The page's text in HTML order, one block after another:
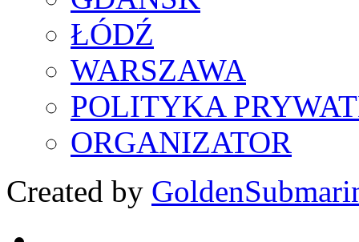
ŁÓDŹ
WARSZAWA
POLITYKA
ORGANIZATOR
Created by